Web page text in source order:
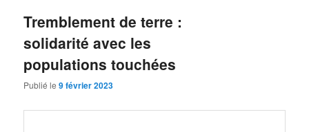
Tremblement de terre :
solidarité avec les
populations touchées
Publié le9 février 2023